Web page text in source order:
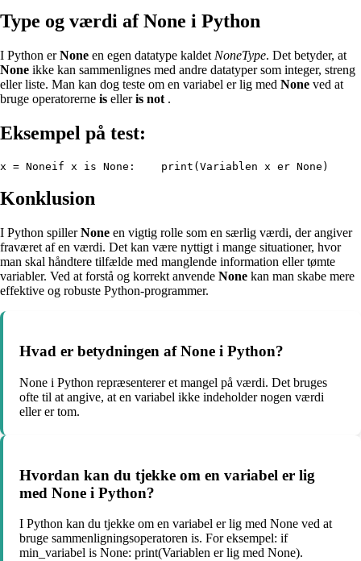
Type og værdi af None i Python
I Python erNone en egen datatype kaldet NoneType. Det betyder, at
None ikke kan sammenlignes med andre datatyper som integer, streng
eller liste. Man kan dog teste om en variabel er lig med None ved at
bruge operatorerne is elleris not .
Eksempel på test:
x = Noneif x is None:    print(Variablen x er None)
Konklusion
I Python spillerNone en vigtig rolle som en særlig værdi, der angiver
fraværet af en værdi. Det kan være nyttigt i mange situationer, hvor
man skal håndtere tilfælde med manglende information eller tømte
variabler. Ved at forstå og korrekt anvende None kan man skabe mere
effektive og robuste Python-programmer.
Hvad er betydningen af None i Python?
None i Python repræsenterer et mangel på værdi. Det bruges
ofte til at angive, at en variabel ikke indeholder nogen værdi
eller er tom.
Hvordan kan du tjekke om en variabel er lig
med None i Python?
I Python kan du tjekke om en variabel er lig med None ved at
bruge sammenligningsoperatoren is. For eksempel: if
min_variabel is None: print(Variablen er lig med None).